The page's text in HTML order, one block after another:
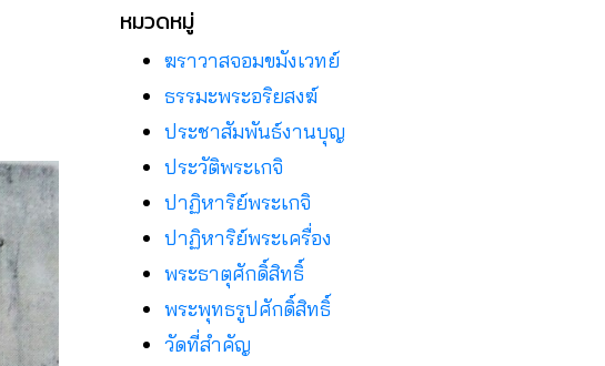
หมวดหมู่
ฆราวาสจอมขมังเวทย์
ธรรมะพระอริยสงฆ์
ประชาสัมพันธ์งานบุญ
ประวัติพระเกจิ
ปาฏิหาริย์พระเกจิ
ปาฏิหาริย์พระเครื่อง
พระธาตุศักดิ์สิทธิ์
พระพุทธรูปศักดิ์สิทธิ์
วัดที่สําคัญ